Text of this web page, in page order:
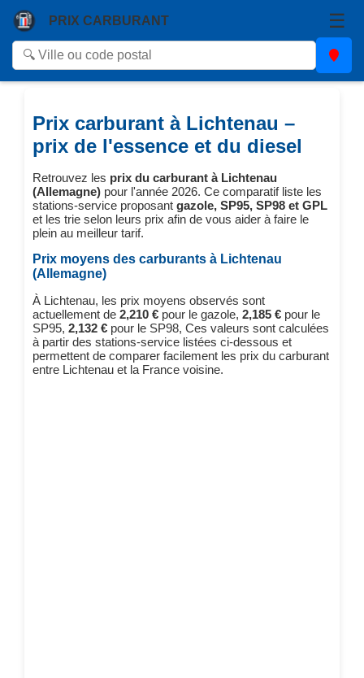
PRIX CARBURANT ☰
Prix carburant à Lichtenau –
prix de l'essence et du diesel
Retrouvez les prix du carburant à Lichtenau
(Allemagne)pour l'année 2026. Ce comparatif liste les
stations-service proposant gazole, SP95, SP98 et GPL
et les trie selon leurs prix afin de vous aider à faire le
plein au meilleur tarif.
Prix moyens des carburants à Lichtenau
(Allemagne)
À Lichtenau, les prix moyens observés sont
actuellement de 2,210 €pour le gazole, 2,185 €pour le
SP95, 2,132 €pour le SP98, Ces valeurs sont calculées
à partir des stations-service listées ci-dessous et
permettent de comparer facilement les prix du carburant
entre Lichtenau et la France voisine.